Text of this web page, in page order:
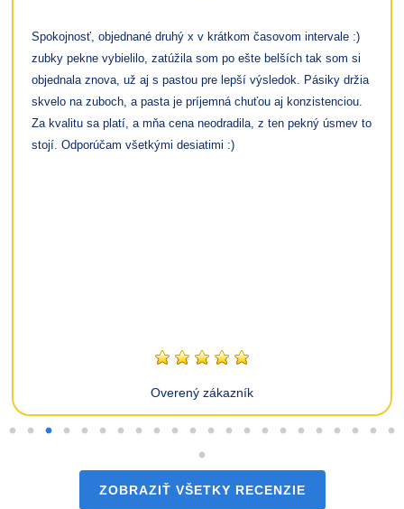
Spokojnosť, objednané druhý x v krátkom časovom intervale :)
zubky pekne vybielilo, zatúžila som po ešte belších tak som si
objednala znova, už aj s pastou pre lepší výsledok. Pásiky držia
skvelo na zuboch, a pasta je príjemná chuťou aj konzistenciou.
Za kvalitu sa platí, a mňa cena neodradila, z ten pekný úsmev to
stojí. Odporúčam všetkými desiatimi :)
Overený zákazník
ZOBRAZIŤ VŠETKY RECENZIE